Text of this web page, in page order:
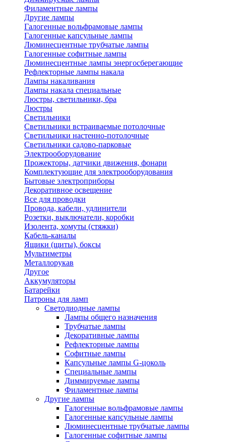
Филаментные лампы
Другие лампы
Галогенные вольфрамовые лампы
Галогенные капсульные лампы
Люминесцентные трубчатые лампы
Галогенные софитные лампы
Люминесцентные лампы энергосберегающие
Рефлекторные лампы накала
Лампы накаливания
Лампы накала специальные
Люстры, светильники, бра
Люстры
Светильники
Светильники встраиваемые потолочные
Светильники настенно-потолочные
Светильники садово-парковые
Электрооборудование
Прожекторы, датчики движения, фонари
Комплектующие для электрооборудования
Бытовые электроприборы
Декоративное освещение
Все для проводки
Провода, кабели, удлинители
Розетки, выключатели, коробки
Изолента, хомуты (стяжки)
Кабель-каналы
Ящики (щиты), боксы
Мультиметры
Металлорукав
Другое
Аккумуляторы
Батарейки
Патроны для ламп
Светодиодные лампы
Лампы общего назначения
Трубчатые лампы
Декоративные лампы
Рефлекторные лампы
Софитные лампы
Капсульные лампы G-цоколь
Специальные лампы
Диммируемые лампы
Филаментные лампы
Другие лампы
Галогенные вольфрамовые лампы
Галогенные капсульные лампы
Люминесцентные трубчатые лампы
Галогенные софитные лампы